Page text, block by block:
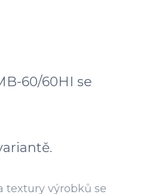
60/60HI se
textury výrobků se